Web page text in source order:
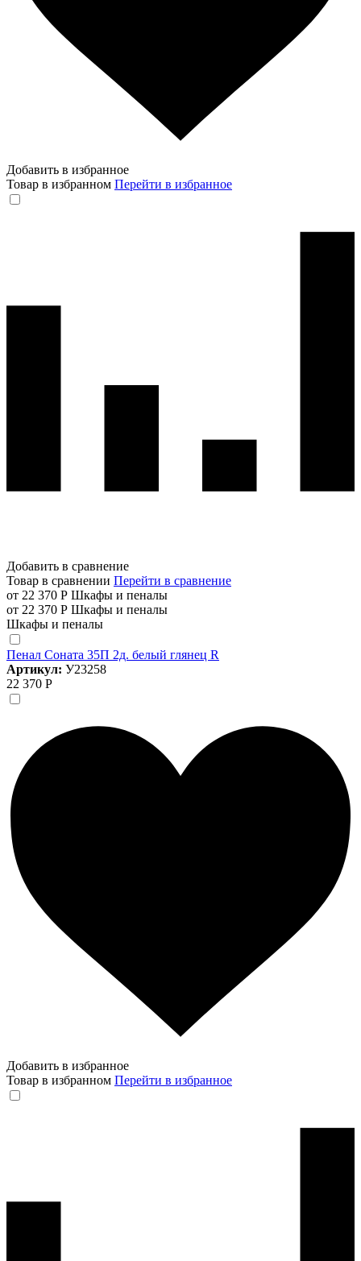
Добавить в избранное
Товар в избранном Перейти в избранное
Добавить в сравнение
Товар в сравнении Перейти в сравнение
от 22 370 Р Шкафы и пеналы
от 22 370 Р Шкафы и пеналы
Шкафы и пеналы
Пенал Соната 35П 2д. белый глянец R
Артикул: У23258
22 370 Р
Добавить в избранное
Товар в избранном Перейти в избранное